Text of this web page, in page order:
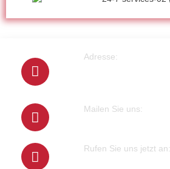
Adresse:
Mailen Sie uns:
Rufen Sie uns jetzt an: